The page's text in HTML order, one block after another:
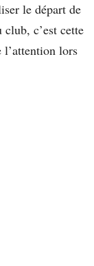
le départ de
c’est cette
l’attention lors